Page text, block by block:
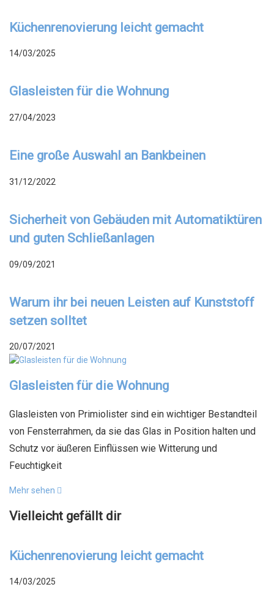
Küchenrenovierung leicht gemacht
14/03/2025
Glasleisten für die Wohnung
27/04/2023
Eine große Auswahl an Bankbeinen
31/12/2022
Sicherheit von Gebäuden mit Automatiktüren
und guten Schließanlagen
09/09/2021
Warum ihr bei neuen Leisten auf Kunststoff
setzen solltet
20/07/2021
Glasleisten für die Wohnung
Glasleisten von Primiolister sind ein wichtiger Bestandteil
von Fensterrahmen, da sie das Glas in Position halten und
Schutz vor äußeren Einflüssen wie Witterung und
Feuchtigkeit
Mehr sehen
Vielleicht gefällt dir
Küchenrenovierung leicht gemacht
14/03/2025